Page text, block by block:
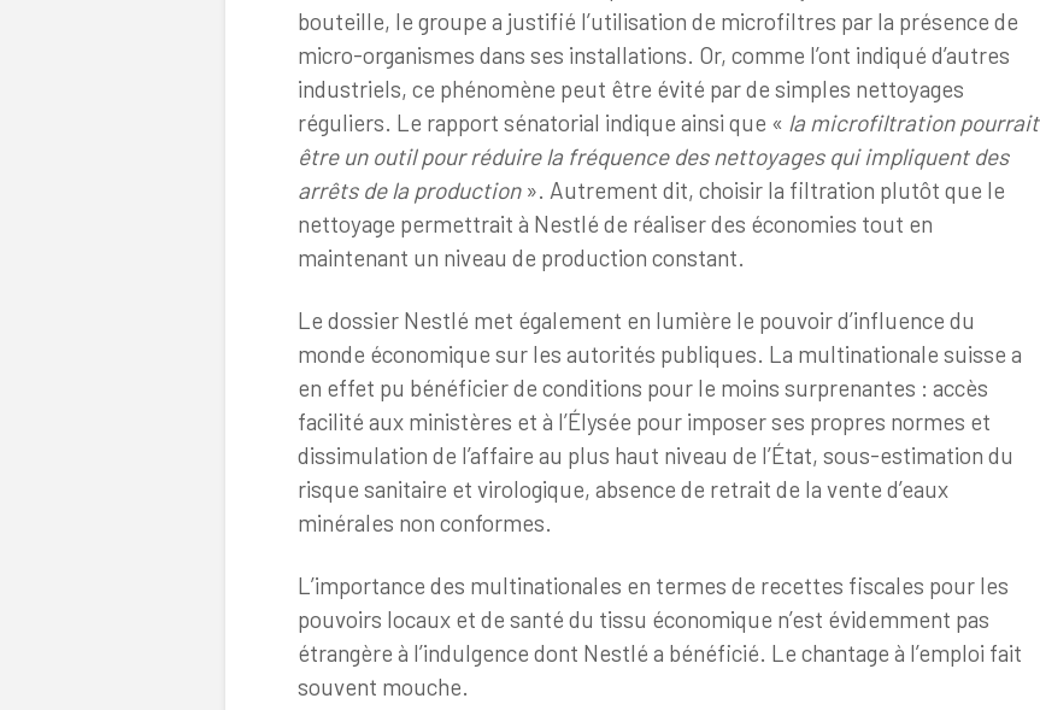
bouteille, le groupe a justifié l’utilisation de microfiltres par la présence de
micro-organismes dans ses installations. Or, comme l’ont indiqué d’autres
industriels, ce phénomène peut être évité par de simples nettoyages
réguliers. Le rapport sénatorial indique ainsi que « la microfiltration pourrait
être un outil pour réduire la fréquence des nettoyages qui impliquent des
arrêts de la production». Autrement dit, choisir la filtration plutôt que le
nettoyage permettrait à Nestlé de réaliser des économies tout en
maintenant un niveau de production constant.
Le dossier Nestlé met également en lumière le pouvoir d’influence du
monde économique sur les autorités publiques. La multinationale suisse a
en effet pu bénéficier de conditions pour le moins surprenantes : accès
facilité aux ministères et à l’Élysée pour imposer ses propres normes et
dissimulation de l’affaire au plus haut niveau de l’État, sous-estimation du
risque sanitaire et virologique, absence de retrait de la vente d’eaux
minérales non conformes.
L’importance des multinationales en termes de recettes fiscales pour les
pouvoirs locaux et de santé du tissu économique n’est évidemment pas
étrangère à l’indulgence dont Nestlé a bénéficié. Le chantage à l’emploi fait
souvent mouche.